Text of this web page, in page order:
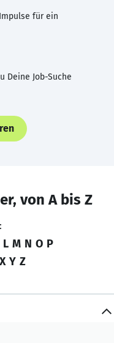
für ein
Deine Job-Suche
von A bis Z
L M N O P
X Y Z